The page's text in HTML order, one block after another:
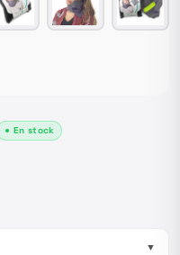
● En stock
▼